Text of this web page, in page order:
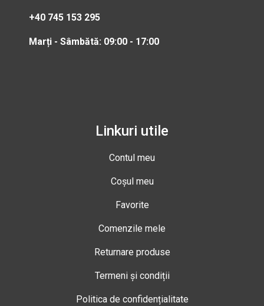
+40 745 153 295
Marți - Sâmbătă: 09:00 - 17:00
Linkuri utile
Contul meu
Coșul meu
Favorite
Comenzile mele
Returnare produse
Termeni și condiții
Politica de confidențialitate